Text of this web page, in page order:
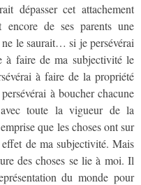
dépasser cet attachement
encore de ses parents une
le saurait… si je persévérai
à faire de ma subjectivité le
à faire de la propriété
à boucher chacune
toute la vigueur de la
que les choses ont sur
de ma subjectivité. Mais
des choses se lie à moi. Il
du monde pour